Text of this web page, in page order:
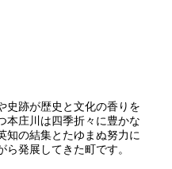
史跡が歴史と文化の香りを
本庄川は四季折々に豊かな
知の結集とたゆまぬ努力に
発展してきた町です。